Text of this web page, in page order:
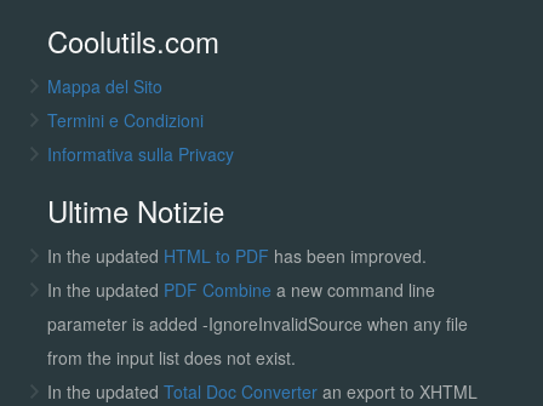
Coolutils.com
Mappa del Sito
Termini e Condizioni
Informativa sulla Privacy
Ultime Notizie
In the updated HTML to PDF has been improved.
In the updated PDF Combine a new command line
parameter is added -IgnoreInvalidSource when any file
from the input list does not exist.
In the updated Total Doc Converter an export to XHTML